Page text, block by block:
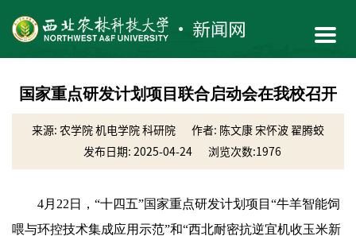
国家重点研发计划项目联合启动会在我校召开
来源: 农学院 机电学院 科研院
作者: 陈文康 宋怀波 翟腾蛟
发布日期: 2025-04-24
浏览次数:1976
4月22日，“十四五”国家重点研发计划项目“牛羊智能饲
喂与环控技术集成应用示范”和“西北耐密抗逆宜机收玉米新